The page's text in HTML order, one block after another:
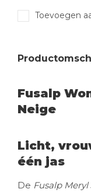
Toevoegen
Fusalp
Neige
Licht,
één jas
De Fusalp